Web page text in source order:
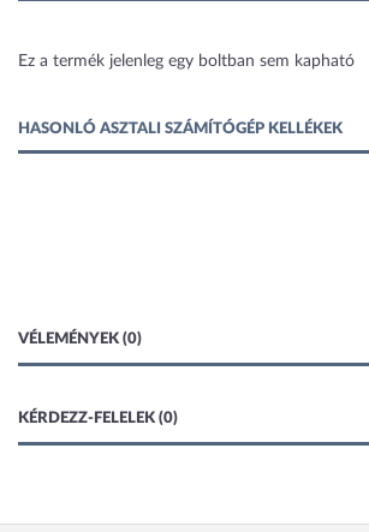
Ez a termék jelenleg egy boltban sem kapható
HASONLÓ ASZTALI SZÁMÍTÓGÉP KELLÉKEK
VÉLEMÉNYEK (0)
KÉRDEZZ-FELELEK (0)